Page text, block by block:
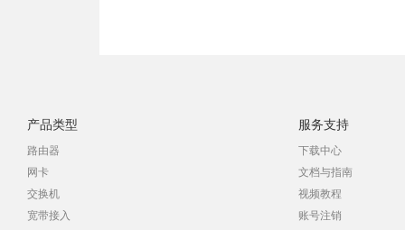
产品类型
路由器
网卡
交换机
宽带接入
服务支持
下载中心
文档与指南
视频教程
账号注销